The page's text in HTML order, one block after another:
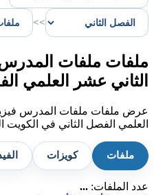
>>
ملفات ملفات
الثاني عشر العلمي
عرض ملفات ملفات المدرس
العلمي الفصل الثاني في الكويت
ملفات كويزات
عدد الملفات: ...